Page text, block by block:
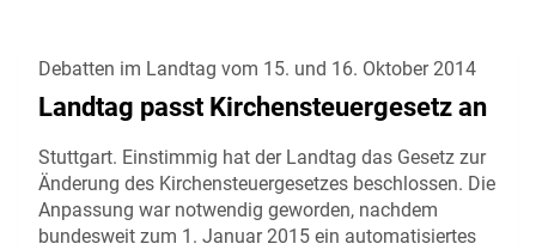
Debatten im Landtag vom 15. und 16. Oktober 2014
Landtag passt Kirchensteuergesetz an
Stuttgart. Einstimmig hat der Landtag das Gesetz zur
Änderung des Kirchensteuergesetzes beschlossen. Die
Anpassung war notwendig geworden, nachdem
bundesweit zum 1. Januar 2015 ein automatisiertes